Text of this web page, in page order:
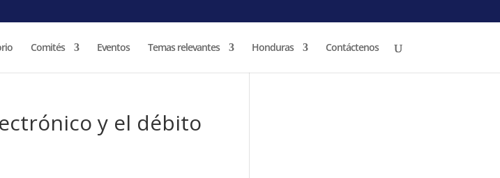
Comités Eventos Temas relevantes Honduras Contáctenos
y el débito